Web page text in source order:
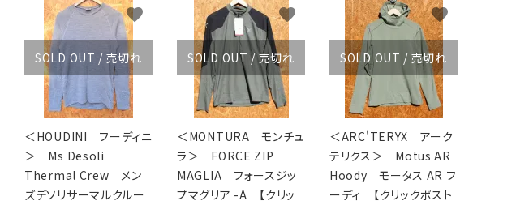
SOLD OUT / 売切れ
＜HOUDINI フーディニ
＞ Ms Desoli
Thermal Crew メン
ズデソリサーマルクルー
favorite
SOLD OUT / 売切れ
＜MONTURA モンチュ
ラ＞ FORCE ZIP
MAGLIA フォースジッ
プマグリア -A 【クリッ
favorite
SOLD OUT / 売切れ
＜ARC'TERYX アーク
テリクス＞ Motus AR
Hoody モータス AR フ
ーディ 【クリックポスト
favorite